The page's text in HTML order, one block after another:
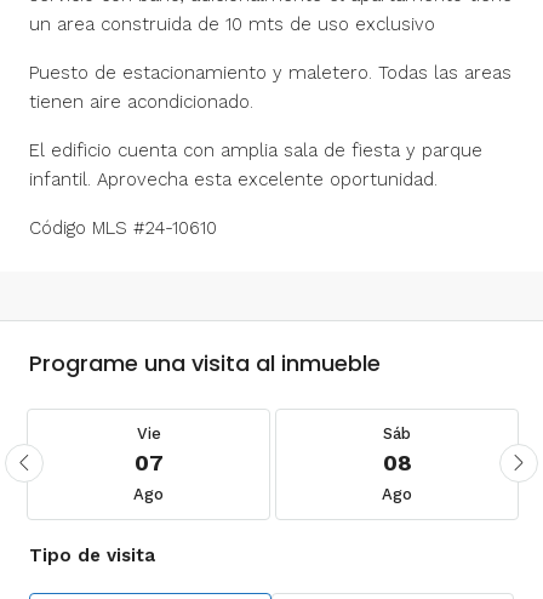
un area construida de 10 mts de uso exclusivo
Puesto de estacionamiento y maletero. Todas las areas
tienen aire acondicionado.
El edificio cuenta con amplia sala de fiesta y parque
infantil. Aprovecha esta excelente oportunidad.
Código MLS #24-10610
Programe una visita al inmueble
Vie
07
Ago
Sáb
08
Ago
Tipo de visita